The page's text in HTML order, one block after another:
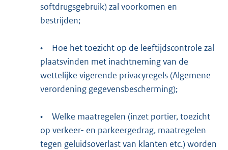
softdrugsgebruik) zal voorkomen en
bestrijden;
•
Hoe het toezicht op de leeftijdscontrole zal
plaatsvinden met inachtneming van de
wettelijke vigerende privacyregels (Algemene
verordening gegevensbescherming);
•
Welke maatregelen (inzet portier, toezicht
op verkeer- en parkeergedrag, maatregelen
tegen geluidsoverlast van klanten etc.) worden